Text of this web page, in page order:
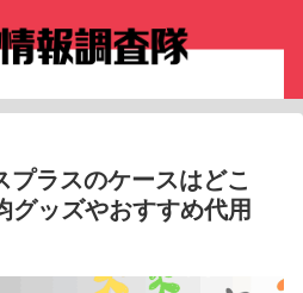
プラスのケースはどこ
グッズやおすすめ代用